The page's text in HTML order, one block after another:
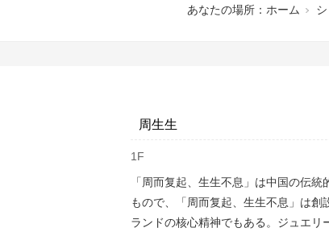
あなたの場所： ホーム
周生生
1F
「周而复起、生生不息」は中国の伝
もので、「周而复起、生生不息」は
ランドの核心精神でもある。ジュエリ